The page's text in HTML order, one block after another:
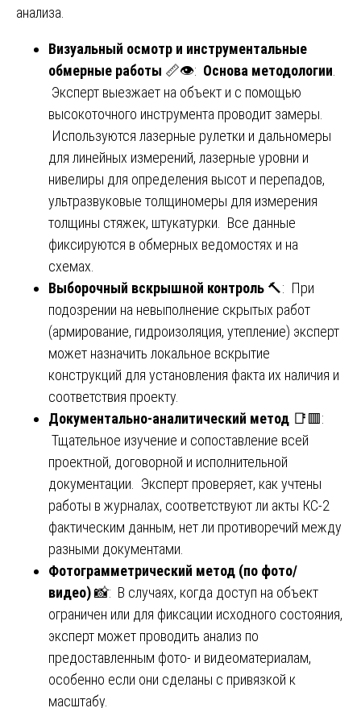
анализа.
Визуальный осмотр и инструментальные
обмерные работы 📏👁️: Основа методологии
Эксперт выезжает на объект и с помощью
высокоточного инструмента проводит замеры.
Используются лазерные рулетки и дальномеры
для линейных измерений, лазерные уровни и
нивелиры для определения высот и перепадов,
ультразвуковые толщиномеры для измерения
толщины стяжек, штукатурки. Все данные
фиксируются в обмерных ведомостях и на
схемах.
Выборочный вскрышной контроль 🔨: При
подозрении на невыполнение скрытых работ
(армирование, гидроизоляция, утепление) эксперт
может назначить локальное вскрытие
конструкций для установления факта их наличия и
соответствия проекту.
Документально-аналитический метод 📑🟥:
Тщательное изучение и сопоставление всей
проектной, договорной и исполнительной
документации. Эксперт проверяет, как учтены
работы в журналах, соответствуют ли акты КС-2
фактическим данным, нет ли противоречий между
разными документами.
Фотограмметрический метод (по фото/
видео)📸: В случаях, когда доступ на объект
ограничен или для фиксации исходного состояния,
эксперт может проводить анализ по
предоставленным фото- и видеоматериалам,
особенно если они сделаны с привязкой к
масштабу.